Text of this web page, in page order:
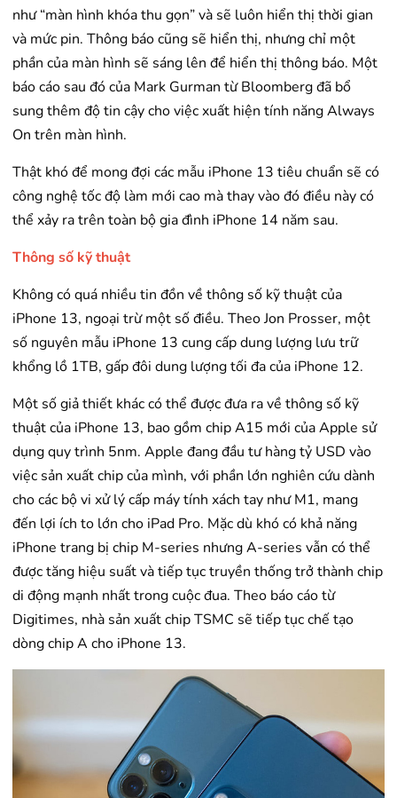
như “màn hình khóa thu gọn” và sẽ luôn hiển thị thời gian
và mức pin. Thông báo cũng sẽ hiển thị, nhưng chỉ một
phần của màn hình sẽ sáng lên để hiển thị thông báo. Một
báo cáo sau đó của Mark Gurman từ Bloomberg đã bổ
sung thêm độ tin cậy cho việc xuất hiện tính năng Always
On trên màn hình.
Thật khó để mong đợi các mẫu iPhone 13 tiêu chuẩn sẽ có
công nghệ tốc độ làm mới cao mà thay vào đó điều này có
thể xảy ra trên toàn bộ gia đình iPhone 14 năm sau.
Thông số kỹ thuật
Không có quá nhiều tin đồn về thông số kỹ thuật của
iPhone 13, ngoại trừ một số điều. Theo Jon Prosser, một
số nguyên mẫu iPhone 13 cung cấp dung lượng lưu trữ
khổng lồ 1TB, gấp đôi dung lượng tối đa của iPhone 12.
Một số giả thiết khác có thể được đưa ra về thông số kỹ
thuật của iPhone 13, bao gồm chip A15 mới của Apple sử
dụng quy trình 5nm. Apple đang đầu tư hàng tỷ USD vào
việc sản xuất chip của mình, với phần lớn nghiên cứu dành
cho các bộ vi xử lý cấp máy tính xách tay như M1, mang
đến lợi ích to lớn cho iPad Pro. Mặc dù khó có khả năng
iPhone trang bị chip M-series nhưng A-series vẫn có thể
được tăng hiệu suất và tiếp tục truyền thống trở thành chip
di động mạnh nhất trong cuộc đua. Theo báo cáo từ
Digitimes, nhà sản xuất chip TSMC sẽ tiếp tục chế tạo
dòng chip A cho iPhone 13.